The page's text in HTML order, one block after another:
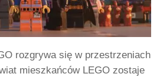
rozgrywa się w przestrzeniach
mieszkańców LEGO zostaje